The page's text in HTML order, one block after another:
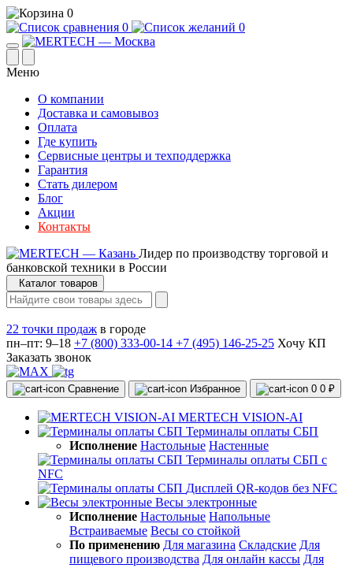
0
0
0
Меню
О компании
Доставка и самовывоз
Оплата
Где купить
Сервисные центры и техподдержка
Гарантия
Стать дилером
Блог
Акции
Контакты
Лидер по производству торговой и
банковской техники в России
Каталог товаров
22 точки продаж в городе
пн–пт: 9–18 +7 (800) 333-00-14 +7 (495) 146-25-25 Хочу КП
Заказать звонок
Сравнение Избранное 0 0 ₽
MERTECH VISION-AI
Терминалы оплаты СБП
Исполнение Настольные Настенные
Терминалы оплаты СБП с
NFC
Дисплей QR-кодов без NFC
Весы электронные
Исполнение Настольные Напольные
Встраиваемые Весы со стойкой
По применению Для магазина Складские Для
пищевого производства Для онлайн кассы Для